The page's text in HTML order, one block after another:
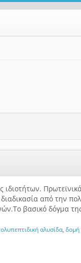
από την
βασικό δόγμα της
αλυσίδα ,δομή